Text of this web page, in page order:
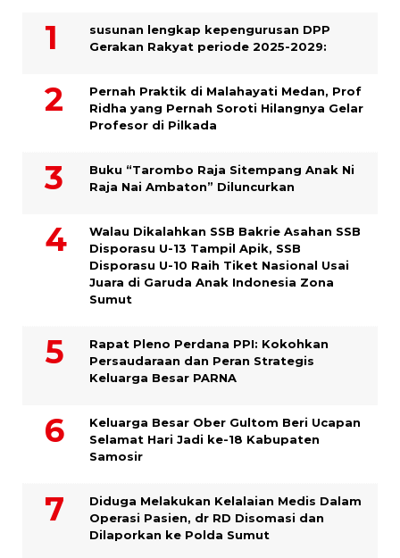
susunan lengkap kepengurusan DPP
Gerakan Rakyat periode 2025-2029:
Pernah Praktik di Malahayati Medan, Prof
Ridha yang Pernah Soroti Hilangnya Gelar
Profesor di Pilkada
Buku “Tarombo Raja Sitempang Anak Ni
Raja Nai Ambaton” Diluncurkan
Walau Dikalahkan SSB Bakrie Asahan SSB
Disporasu U-13 Tampil Apik, SSB
Disporasu U-10 Raih Tiket Nasional Usai
Juara di Garuda Anak Indonesia Zona
Sumut
Rapat Pleno Perdana PPI: Kokohkan
Persaudaraan dan Peran Strategis
Keluarga Besar PARNA
Keluarga Besar Ober Gultom Beri Ucapan
Selamat Hari Jadi ke-18 Kabupaten
Samosir
Diduga Melakukan Kelalaian Medis Dalam
Operasi Pasien, dr RD Disomasi dan
Dilaporkan ke Polda Sumut